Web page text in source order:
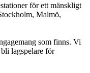
för ett mänskligt
Malmö,
som finns. Vi
lagspelare för